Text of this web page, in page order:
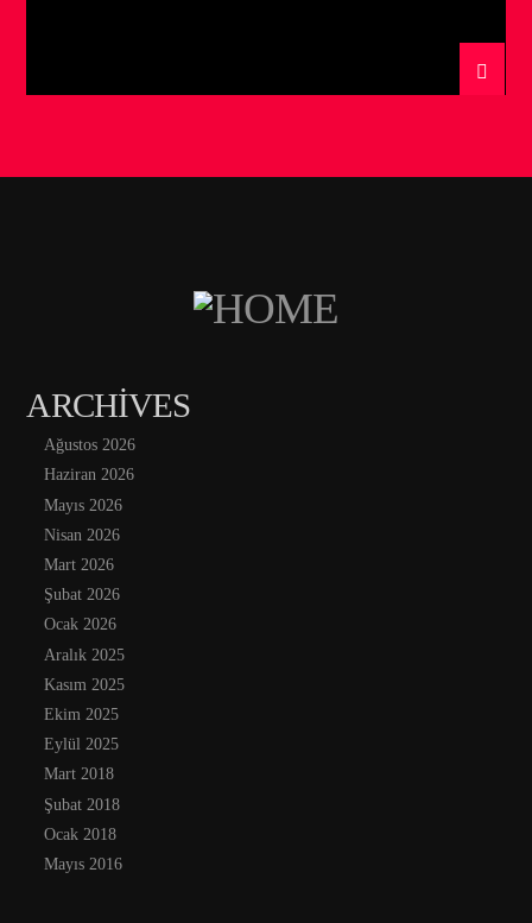
ARCHIVES
Ağustos 2026
Haziran 2026
Mayıs 2026
Nisan 2026
Mart 2026
Şubat 2026
Ocak 2026
Aralık 2025
Kasım 2025
Ekim 2025
Eylül 2025
Mart 2018
Şubat 2018
Ocak 2018
Mayıs 2016